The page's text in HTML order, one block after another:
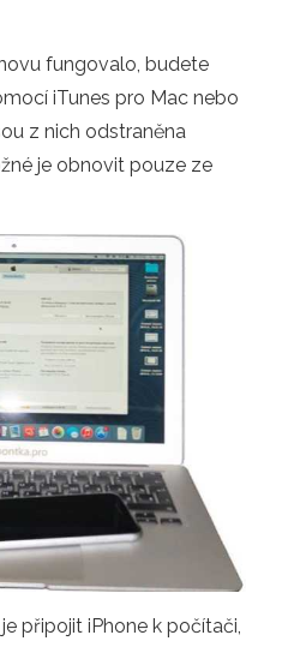
fungovalo, budete
iTunes pro Mac nebo
z nich odstraněna
je obnovit pouze ze
připojit iPhone k počítači,